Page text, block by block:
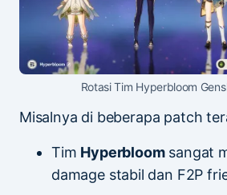
Rotasi Tim Hyperbloom
Misalnya di beberapa patch
Tim Hyperbloomsangat
damage stabil dan F2P